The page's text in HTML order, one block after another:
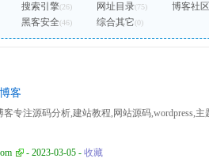
搜索引擎(26) 网址目录(75)
博客社区
黑客安全(46) 综合其它(0)
客
客专注源码分析,建站教程,网站源码,wordpress,
- 2023-03-05 - 收藏